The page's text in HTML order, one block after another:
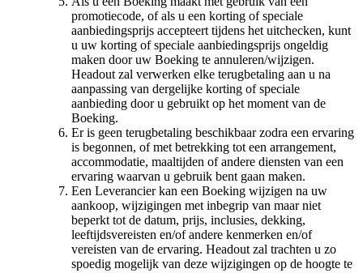
promotiecode, of als u een korting of speciale
aanbiedingsprijs accepteert tijdens het uitchecken, kunt
u uw korting of speciale aanbiedingsprijs ongeldig
maken door uw Boeking te annuleren/wijzigen.
Headout zal verwerken elke terugbetaling aan u na
aanpassing van dergelijke korting of speciale
aanbieding door u gebruikt op het moment van de
Boeking.
Er is geen terugbetaling beschikbaar zodra een ervaring
is begonnen, of met betrekking tot een arrangement,
accommodatie, maaltijden of andere diensten van een
ervaring waarvan u gebruik bent gaan maken.
Een Leverancier kan een Boeking wijzigen na uw
aankoop, wijzigingen met inbegrip van maar niet
beperkt tot de datum, prijs, inclusies, dekking,
leeftijdsvereisten en/of andere kenmerken en/of
vereisten van de ervaring. Headout zal trachten u zo
spoedig mogelijk van deze wijzigingen op de hoogte te